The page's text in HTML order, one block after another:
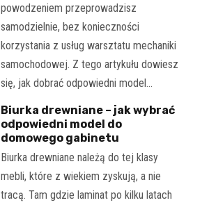
powodzeniem przeprowadzisz
samodzielnie, bez konieczności
korzystania z usług warsztatu mechaniki
samochodowej. Z tego artykułu dowiesz
się, jak dobrać odpowiedni model…
Biurka drewniane – jak wybrać
odpowiedni model do
domowego gabinetu
Biurka drewniane należą do tej klasy
mebli, które z wiekiem zyskują, a nie
tracą. Tam gdzie laminat po kilku latach